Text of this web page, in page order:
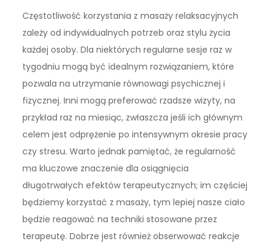
Częstotliwość korzystania z masaży relaksacyjnych
zależy od indywidualnych potrzeb oraz stylu życia
każdej osoby. Dla niektórych regularne sesje raz w
tygodniu mogą być idealnym rozwiązaniem, które
pozwala na utrzymanie równowagi psychicznej i
fizycznej. Inni mogą preferować rzadsze wizyty, na
przykład raz na miesiąc, zwłaszcza jeśli ich głównym
celem jest odprężenie po intensywnym okresie pracy
czy stresu. Warto jednak pamiętać, że regularność
ma kluczowe znaczenie dla osiągnięcia
długotrwałych efektów terapeutycznych; im częściej
będziemy korzystać z masaży, tym lepiej nasze ciało
będzie reagować na techniki stosowane przez
terapeutę. Dobrze jest również obserwować reakcje